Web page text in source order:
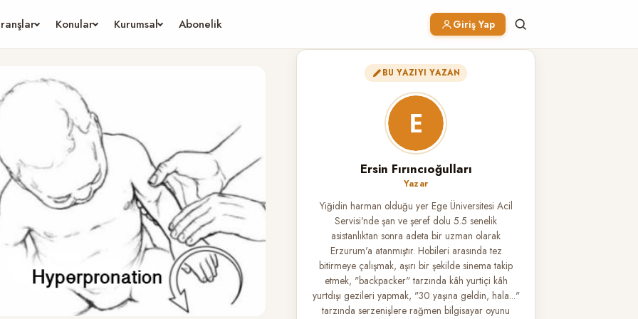
Konular Kurumsal Abonelik Giriş Yap
BU YAZIYI YAZAN
Ersin Fırıncıoğulları
Yazar
Yiğidin harman olduğu yer Ege Üniversitesi Acil
Servisi'nde şan ve şeref dolu 5.5 senelik
asistanlıktan sonra adeta bir uzman olarak
Erzurum'a atanmıştır. Hobileri arasında tez
bitirmeye çalışmak, aşırı bir şekilde sinema takip
etmek, "backpacker" tarzında kâh yurtiçi kâh
yurtdışı gezileri yapmak, "30 yaşına geldin, hala..."
tarzında serzenişlere rağmen bilgisayar oyunu